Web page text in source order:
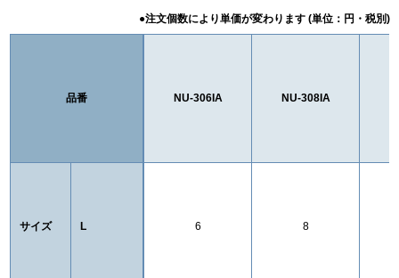
品番
サイズ L
NU-306IA NU-308IA
6 8